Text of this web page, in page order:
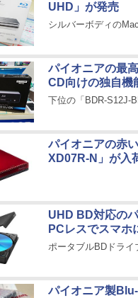
UHD」が発売
シルバーボディの
パイオニアの最
CD向けの独自機
下位の「BDR-S12J-
パイオニアの赤
XD07R-N」が入
UHD BD対応の
PCレスでスマホ
ポータブルBDドライ
パイオニア製